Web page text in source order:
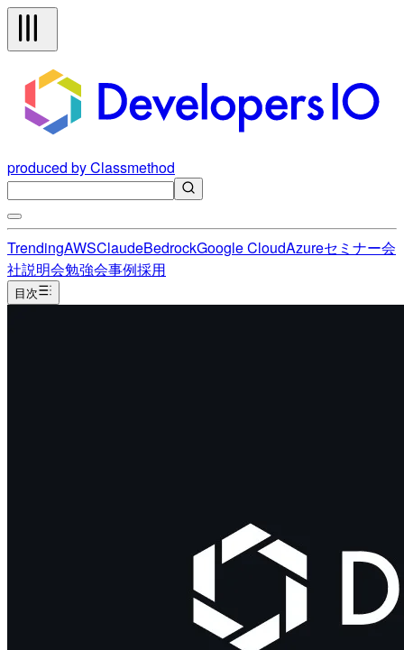
produced by Classmethod
TrendingAWSClaudeBedrockGoogle CloudAzureセミナー会
社説明会勉強会事例採用
目次